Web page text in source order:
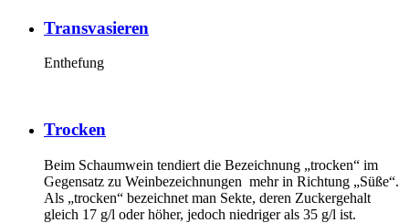
Transvasieren
Enthefung
Trocken
Beim Schaumwein tendiert die Bezeichnung „trocken“ im
Gegensatz zu Weinbezeichnungen mehr in Richtung „Süße“.
Als „trocken“ bezeichnet man Sekte, deren Zuckergehalt
gleich 17 g/l oder höher, jedoch niedriger als 35 g/l ist.